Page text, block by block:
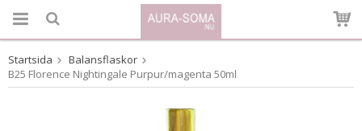
Produkten har blivit tillagd i varukorgen
Startsida
Balansflaskor
B25 Florence Nightingale Purpur/magenta 50ml